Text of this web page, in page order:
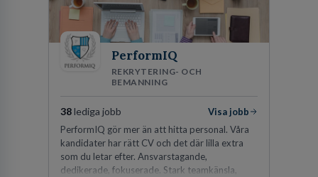
PerformIQ
REKRYTERING- OCH
BEMANNING
38lediga jobb
Visa jobb
PerformIQ gör mer än att hitta personal. Våra
kandidater har rätt CV och det där lilla extra
som du letar efter. Ansvarstagande,
dedikerade, fokuserade. Stark teamkänsla,